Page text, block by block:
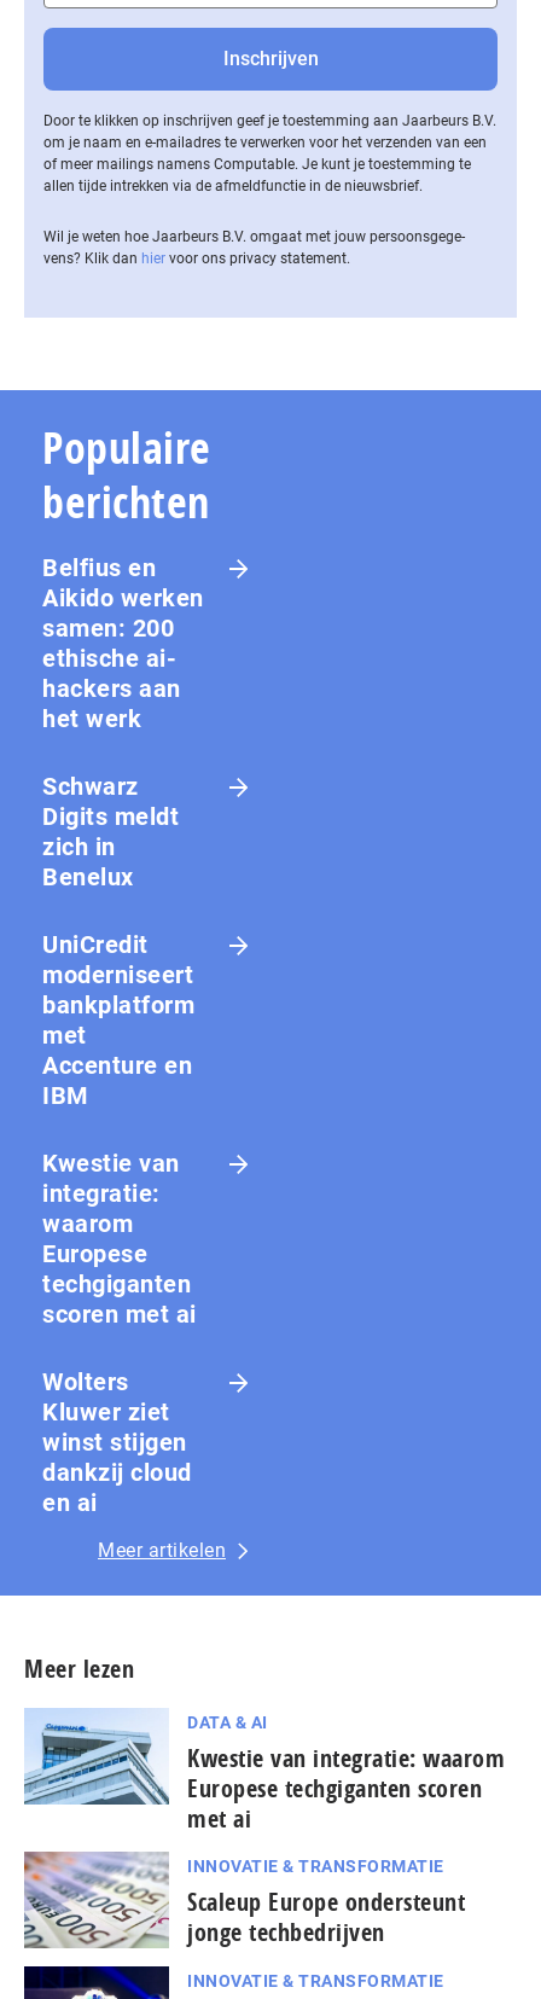
Door te klikken op inschrijven geef je toestemming aan Jaarbeurs B.V.
om je naam en e-mailadres te verwerken voor het verzenden van een
of meer mailings namens Computable. Je kunt je toestemming te
allen tijde intrekken via de af­meld­func­tie in de nieuwsbrief.
Wil je weten hoe Jaarbeurs B.V. omgaat met jouw per­soons­ge­ge­
vens? Klik dan hier voor ons privacy statement.
Populaire
berichten
Belfius en
Aikido werken
samen: 200
ethische ai-
hackers aan
het werk
Schwarz
Digits meldt
zich in
Benelux
UniCredit
moderniseert
bankplatform
met
Accenture en
IBM
Kwestie van
integratie:
waarom
Europese
techgiganten
scoren met ai
Wolters
Kluwer ziet
winst stijgen
dankzij cloud
en ai
Meer artikelen
Meer lezen
DATA & AI
Kwestie van integratie: waarom
Europese techgiganten scoren
met ai
INNOVATIE & TRANSFORMATIE
Scaleup Europe ondersteunt
jonge techbedrijven
INNOVATIE & TRANSFORMATIE